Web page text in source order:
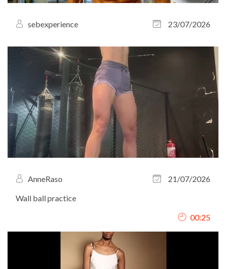
sebexperience 23/07/2026
AnneRaso
21/07/2026
Wall ball practice
00:25